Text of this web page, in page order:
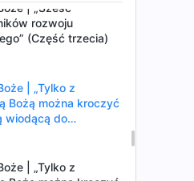
| „Sześć
rozwoju
(Część trzecia)
| „Tylko z
Bożą można kroczyć
wiodącą do
| „Tylko z